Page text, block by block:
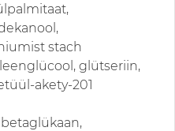
stach
glütseriin,
akety-201